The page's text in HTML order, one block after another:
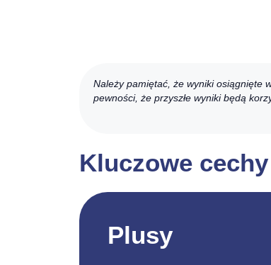
Należy pamiętać, że wyniki osiągnięte
pewności, że przyszłe wyniki będą
Kluczowe
Plusy